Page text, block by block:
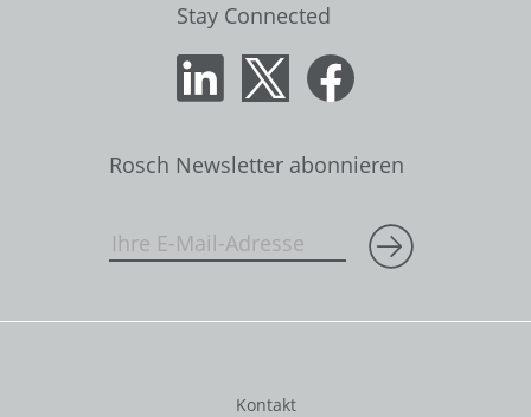
Stay Connected
Rosch Newsletter abonnieren
Kontakt